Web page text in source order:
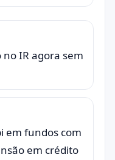
IR agora sem
em fundos com
em crédito